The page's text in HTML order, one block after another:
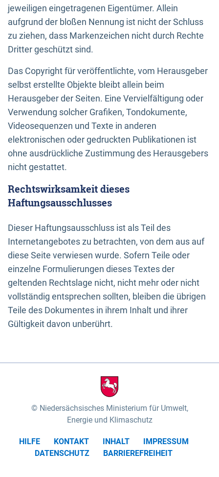
jeweiligen eingetragenen Eigentümer. Allein
aufgrund der bloßen Nennung ist nicht der Schluss
zu ziehen, dass Markenzeichen nicht durch Rechte
Dritter geschützt sind.
Das Copyright für veröffentlichte, vom Herausgeber
selbst erstellte Objekte bleibt allein beim
Herausgeber der Seiten. Eine Vervielfältigung oder
Verwendung solcher Grafiken, Tondokumente,
Videosequenzen und Texte in anderen
elektronischen oder gedruckten Publikationen ist
ohne ausdrückliche Zustimmung des Herausgebers
nicht gestattet.
Rechtswirksamkeit dieses
Haftungsausschlusses
Dieser Haftungsausschluss ist als Teil des
Internetangebotes zu betrachten, von dem aus auf
diese Seite verwiesen wurde. Sofern Teile oder
einzelne Formulierungen dieses Textes der
geltenden Rechtslage nicht, nicht mehr oder nicht
vollständig entsprechen sollten, bleiben die übrigen
Teile des Dokumentes in ihrem Inhalt und ihrer
Gültigkeit davon unberührt.
Niedersächsisches Ministerium für Umwelt,
Energie und Klimaschutz
HILFE KONTAKT INHALT
IMPRESSUM
DATENSCHUTZ
BARRIEREFREIHEIT